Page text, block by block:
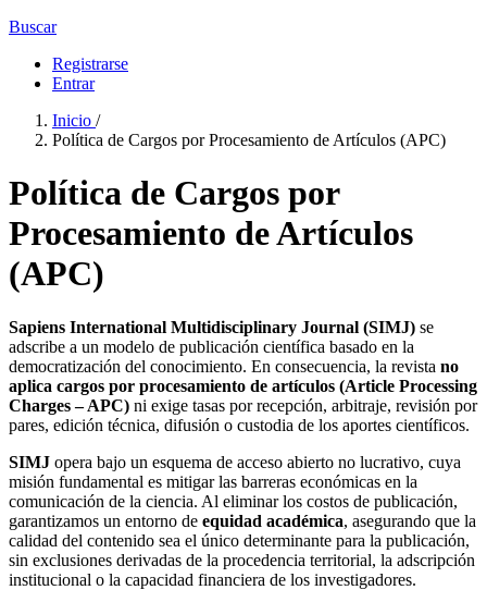
Buscar
Registrarse
Entrar
Inicio /
Política de Cargos por Procesamiento de Artículos (APC)
Política de Cargos por
Procesamiento de Artículos
(APC)
Sapiens International Multidisciplinary Journal (SIMJ) se
adscribe a un modelo de publicación científica basado en la
democratización del conocimiento. En consecuencia, la revista no
aplica cargos por procesamiento de artículos (Article Processing
Charges – APC) ni exige tasas por recepción, arbitraje, revisión por
pares, edición técnica, difusión o custodia de los aportes científicos.
SIMJ opera bajo un esquema de acceso abierto no lucrativo, cuya
misión fundamental es mitigar las barreras económicas en la
comunicación de la ciencia. Al eliminar los costos de publicación,
garantizamos un entorno de equidad académica, asegurando que la
calidad del contenido sea el único determinante para la publicación,
sin exclusiones derivadas de la procedencia territorial, la adscripción
institucional o la capacidad financiera de los investigadores.